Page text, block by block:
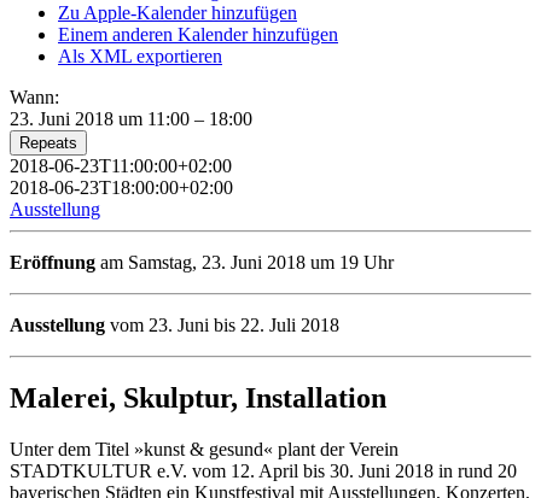
Zu Apple-Kalender hinzufügen
Einem anderen Kalender hinzufügen
Als XML exportieren
Wann:
23. Juni 2018 um 11:00 – 18:00
Repeats
2018-06-23T11:00:00+02:00
2018-06-23T18:00:00+02:00
Ausstellung
Eröffnung am Samstag, 23. Juni 2018 um 19 Uhr
Ausstellung vom 23. Juni bis 22. Juli 2018
Malerei, Skulptur, Installation
Unter dem Titel »kunst & gesund« plant der Verein
STADTKULTUR e.V. vom 12. April bis 30. Juni 2018 in rund 20
bayerischen Städten ein Kunstfestival mit Ausstellungen, Konzerten,